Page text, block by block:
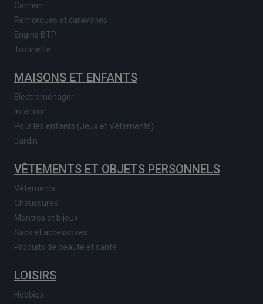
Camion
Remorques et caravanes
Engins BTP
Trotinette
MAISONS ET ENFANTS
Electroménager
Intérieur
Pour les enfants (Jeux et Vêtements)
Jardin
VÊTEMENTS ET OBJETS PERSONNELS
Vêtements
Chaussures
Montres et bijoux
Sacs et accessoires
Produits de beauté et santé
LOISIRS
Hobbies